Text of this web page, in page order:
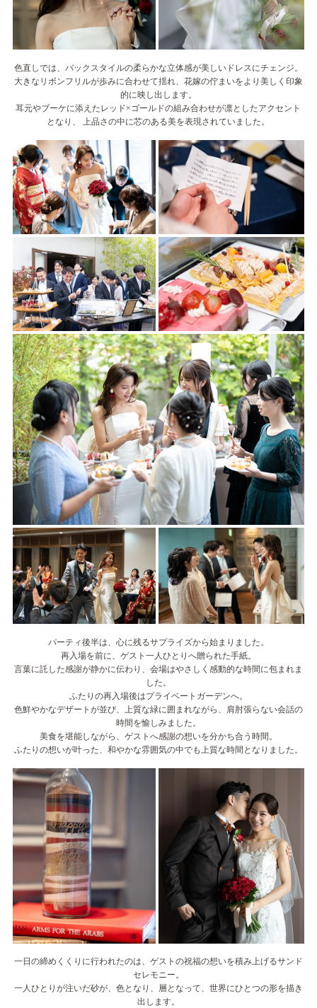
色直しでは、バックスタイルの柔らかな立体感が美しいドレスにチェンジ。
大きなリボンフリルが歩みに合わせて揺れ、花嫁の佇まいをより美しく印象
的に映し出します。
耳元やブーケに添えたレッド×ゴールドの組み合わせが凛としたアクセント
となり、 上品さの中に芯のある美を表現されていました。
パーティ後半は、心に残るサプライズから始まりました。
再入場を前に、ゲスト一人ひとりへ贈られた手紙。
言葉に託した感謝が静かに伝わり、会場はやさしく感動的な時間に包まれま
した。
ふたりの再入場後はプライベートガーデンへ。
色鮮やかなデザートが並び、上質な緑に囲まれながら、肩肘張らない会話の
時間を愉しみました。
美食を堪能しながら、ゲストへ感謝の想いを分かち合う時間。
ふたりの想いが叶った、和やかな雰囲気の中でも上質な時間となりました。
一日の締めくくりに行われたのは、ゲストの祝福の想いを積み上げるサンド
セレモニー。
一人ひとりが注いだ砂が、色となり、層となって、世界にひとつの形を描き
出します。